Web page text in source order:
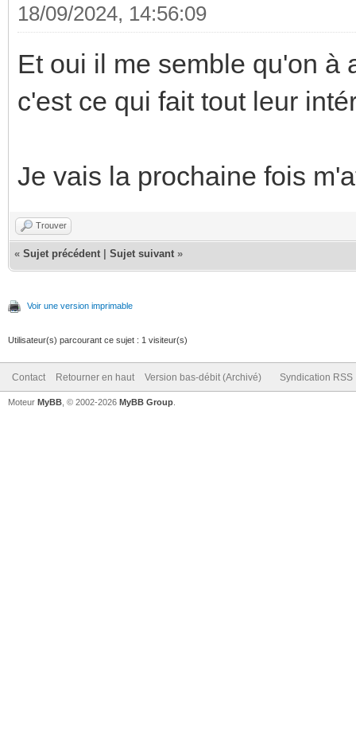
18/09/2024, 14:56:09
Et oui il me semble qu'on à
c'est ce qui fait tout leur
Je vais la prochaine fois
Trouver
« Sujet précédent Sujet suivant »
Voir une version imprimable
Utilisateur(s) parcourant ce sujet : 1 visiteur(s)
Contact Retourner en haut Version bas-débit (Archivé) Syndication RSS
Moteur MyBB , © 2002-2026 MyBB Group